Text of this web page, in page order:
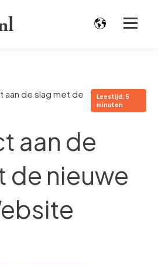
aan de slag met de
Leestijd: 5
minuten
aan de
de nieuwe